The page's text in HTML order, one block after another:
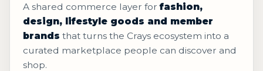
A shared commerce layer forfashion,
design, lifestyle goods and member
brands that turns the Crays ecosystem into a
curated marketplace people can discover and
shop.